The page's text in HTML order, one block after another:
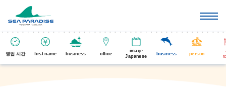
영업 시간 first name business office
image
Japanese
business person